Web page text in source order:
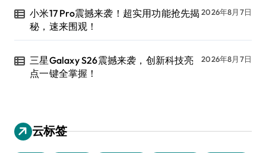
小米17 Pro震撼来袭！超实用功能抢先揭
秘，速来围观！
2026年8月7日
三星Galaxy S26震撼来袭，创新科技亮
点一键全掌握！
2026年8月7日
云标签